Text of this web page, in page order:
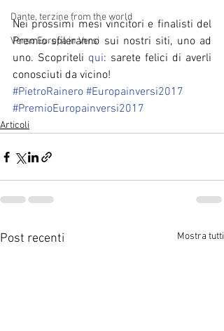
Dante, terzine from the world
Verso Europa in Versi
Nei prossimi mesi vincitori e finalisti del
Premio sfileranno sui nostri siti, uno ad
uno. Scopriteli qui: sarete felici di averli
conosciuti da vicino!
#PietroRainero #Europainversi2017
#PremioEuropainversi2017
Articoli
Post recenti Mostra tutti